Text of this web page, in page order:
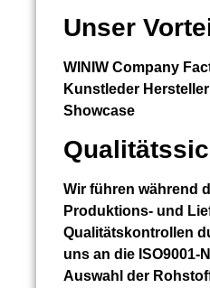
Unser
WINIW Company
Kunstleder
Showcase
Wir führen während
Produktions- und
Qualitätskontrollen
uns an die ISO9001-
Auswahl der